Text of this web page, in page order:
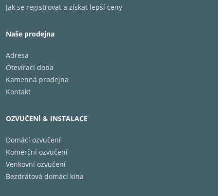
Jak se registrovat a získat lepší ceny
Naše prodejna
Adresa
Otevírací doba
Kamenná prodejna
Kontakt
OZVUČENÍ & INSTALACE
Domácí ozvučení
Komerční ozvučení
Venkovní ozvučení
Bezdrátová domácí kina